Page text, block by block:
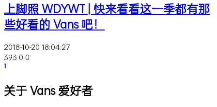
上脚照 WDYWT | 快来看看这一季都有那
些好看的 Vans 吧！
2018-10-20 18:04:27
393 0 0
1
关于 Vans 爱好者